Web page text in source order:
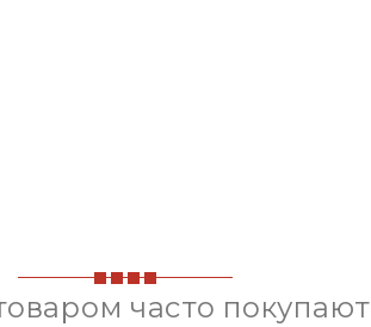
часто покупают